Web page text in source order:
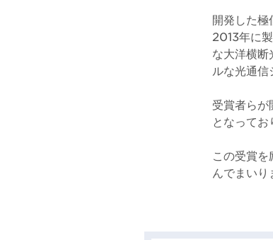
開発した
2013年に
な大洋横断
ルな光通信
受賞者らが
となって
この受賞
んでまいり